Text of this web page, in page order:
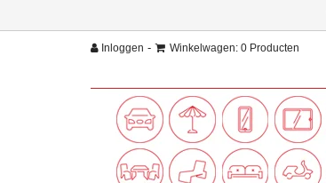
Inloggen - Winkelwagen: 0 Producten